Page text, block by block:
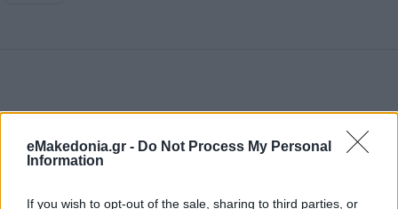
eMakedonia.gr - Do Not Process My Personal
Information
If you wish to opt-out of the sale, sharing to third parties, or